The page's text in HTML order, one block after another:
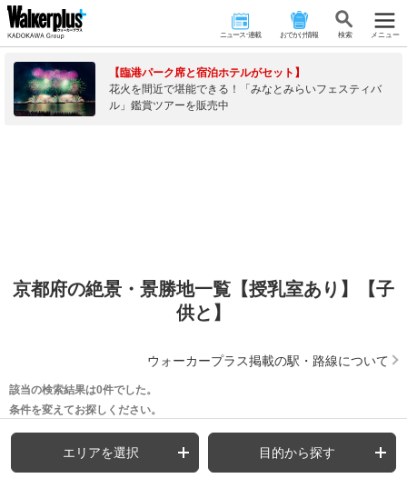
ニュース･連載 おでかけ情報 検 索 メニュー
【臨港パーク席と宿泊ホテルがセット】
花火を間近で堪能できる！「みなとみらいフェスティバ
ル」鑑賞ツアーを販売中
京都府の絶景・景勝地一覧【授乳室あり】【子
供と】
ウォーカープラス掲載の駅・路線について
該当の検索結果は0件でした。
条件を変えてお探しください。
エリアを選択 目的から探す